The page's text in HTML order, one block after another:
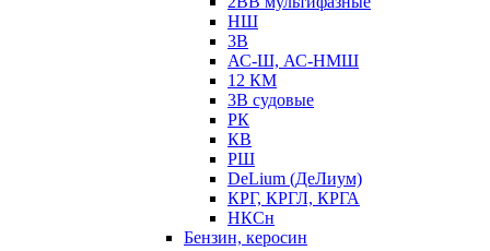
НШ
3В
АС-Ш, АС-НМШ
12 КМ
3В судовые
РК
КВ
РШ
DeLium (ДеЛиум)
КРГ, КРГЛ, КРГА
НКСн
Бензин, керосин